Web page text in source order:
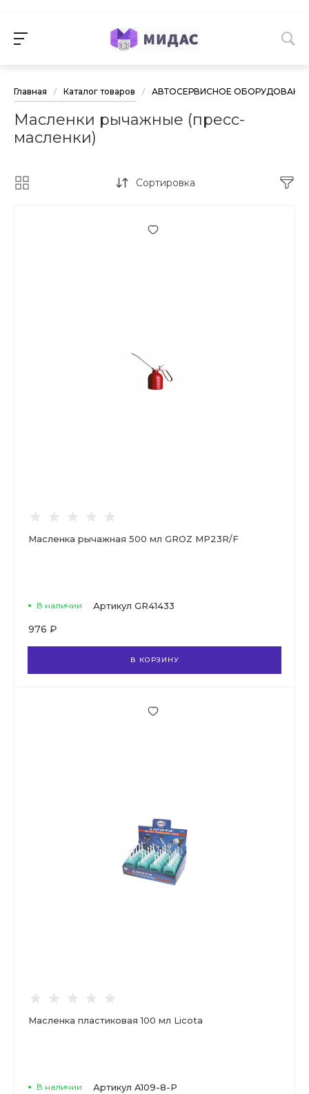
Главная / Каталог товаров / АВТОСЕРВИСНОЕ
Масленки рычажные (пресс-
масленки)
Сортировка
Масленка рычажная 500 мл GROZ MP23R/F
В наличии Артикул GR41433
976 ₽
В КОРЗИНУ
Масленка пластиковая 100 мл Licota
В наличии Артикул A109-8-P